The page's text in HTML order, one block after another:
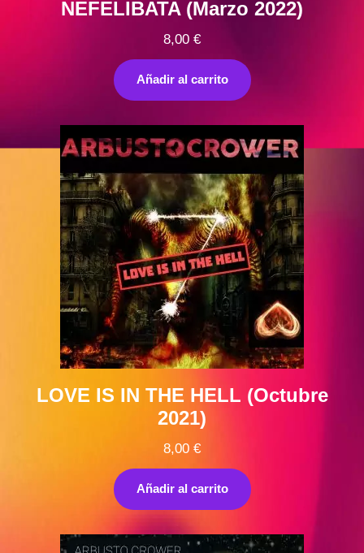
NEFELIBATA (Marzo 2022)
8,00 €
Añadir al carrito
LOVE IS IN THE HELL (Octubre
2021)
8,00 €
Añadir al carrito